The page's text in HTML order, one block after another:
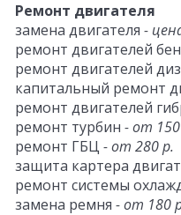
Ремонт двигателя
замена двигателя -
ремонт двигателей
ремонт двигателей
капитальный ремонт
ремонт двигателей
ремонт турбин - от
ремонт ГБЦ - от 280 р.
защита картера
ремонт системы
замена ремня - от 180